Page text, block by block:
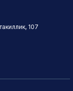
107